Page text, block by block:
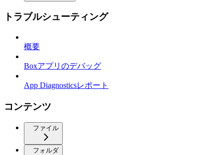
トラブルシューティング
概要
Boxアプリのデバッグ
App Diagnosticsレポート
コンテンツ
ファイル
フォルダ